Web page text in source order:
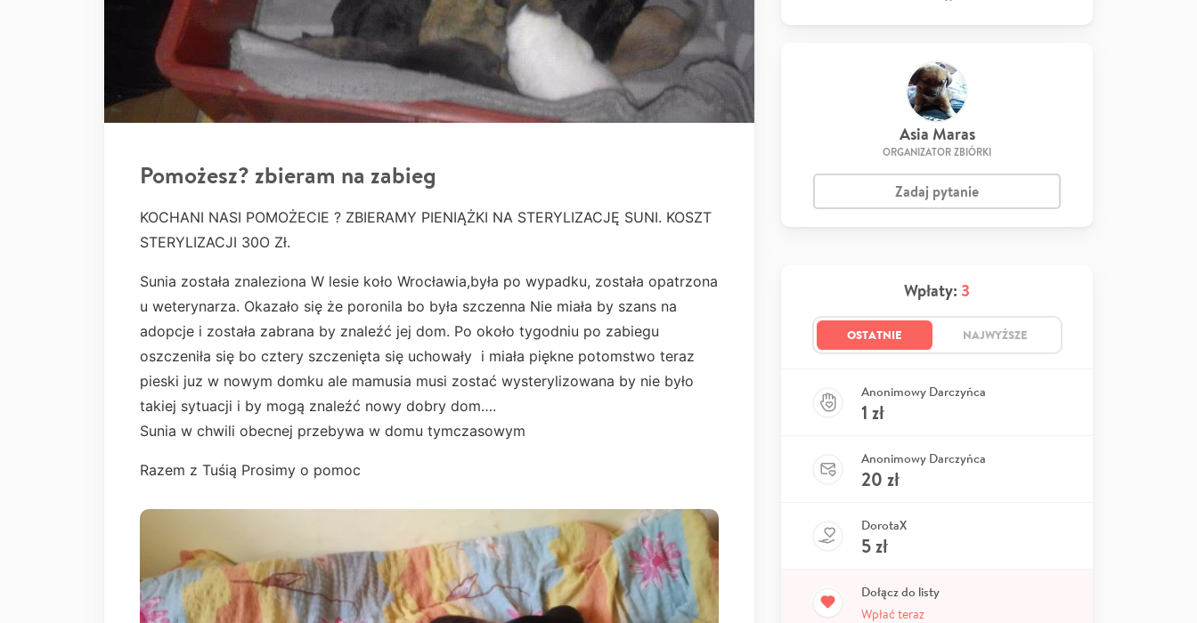
Pomożesz? zbieram na zabieg
KOCHANI NASI POMOŻECIE ? ZBIERAMY PIENIĄŻKI NA STERYLIZACJĘ SUNI. KOSZT
STERYLIZACJI 30O Zł.
Sunia została znaleziona W lesie koło Wrocławia,była po wypadku, została opatrzona
u weterynarza. Okazało się że poronila bo była szczenna Nie miała by szans na
adopcje i została zabrana by znaleźć jej dom. Po około tygodniu po zabiegu
oszczeniła się bo cztery szczenięta się uchowały i miała piękne potomstwo teraz
pieski juz w nowym domku ale mamusia musi zostać wysterylizowana by nie było
takiej sytuacji i by mogą znaleźć nowy dobry dom….
Sunia w chwili obecnej przebywa w domu tymczasowym
Razem z Tuśią Prosimy o pomoc
Asia Maras
ORGANIZATOR ZBIÓRKI
Zadaj pytanie
Wpłaty: 3
OSTATNIE NAJWYŻSZE
Anonimowy Darczyńca
1 zł
Anonimowy Darczyńca
20 zł
DorotaX
5zł
Dołącz do listy
Wpłać teraz